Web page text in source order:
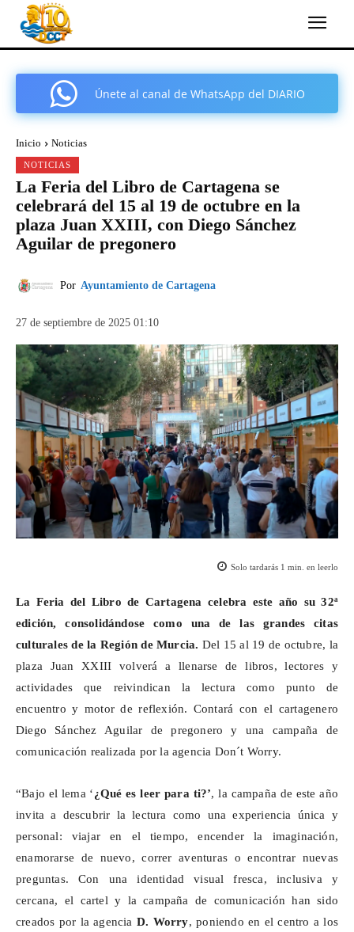
Únete al canal de WhatsApp del DIARIO
Inicio Noticias
NOTICIAS
La Feria del Libro de Cartagena se
celebrará del 15 al 19 de octubre en la
plaza Juan XXIII, con Diego Sánchez
Aguilar de pregonero
Por Ayuntamiento de Cartagena
27 de septiembre de 2025 01:10
Solo tardarás 1 min. en leerlo
La Feria del Libro de Cartagena celebra este año su 32ª
edición, consolidándose como una de las grandes citas
culturales de la Región de Murcia. Del 15 al 19 de octubre, la
plaza Juan XXIII volverá a llenarse de libros, lectores y
actividades que reivindican la lectura como punto de
encuentro y motor de reflexión. Contará con el cartagenero
Diego Sánchez Aguilar de pregonero y una campaña de
comunicación realizada por la agencia Don´t Worry.
“Bajo el lema ‘¿Qué es leer para ti?’, la campaña de este año
invita a descubrir la lectura como una experiencia única y
personal: viajar en el tiempo, encender la imaginación,
enamorarse de nuevo, correr aventuras o encontrar nuevas
preguntas. Con una identidad visual fresca, inclusiva y
cercana, el cartel y la campaña de comunicación han sido
creados por la agencia D. Worry, poniendo en el centro a los